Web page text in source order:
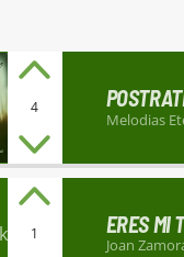
4
Melodias
1 ERES MI
Joan